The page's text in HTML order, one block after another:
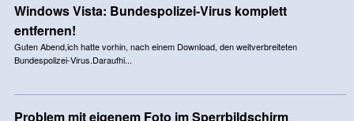
Windows Vista: Bundespolizei-Virus komplett
entfernen!
Guten Abend,ich hatte vorhin, nach einem Download, den weitverbreiteten
Bundespolizei-Virus.Daraufhi...
Problem mit eigenem Foto im Sperrbildschirm